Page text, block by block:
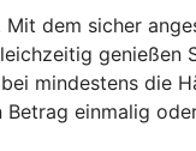
dem sicher
genießen
mindestens die
einmalig